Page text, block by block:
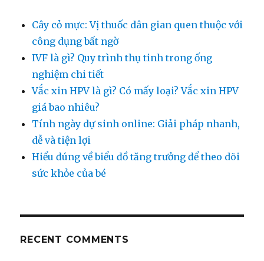
Cây cỏ mực: Vị thuốc dân gian quen thuộc với
công dụng bất ngờ
IVF là gì? Quy trình thụ tinh trong ống
nghiệm chi tiết
Vắc xin HPV là gì? Có mấy loại? Vắc xin HPV
giá bao nhiêu?
Tính ngày dự sinh online: Giải pháp nhanh,
dễ và tiện lợi
Hiểu đúng về biểu đồ tăng trưởng để theo dõi
sức khỏe của bé
RECENT COMMENTS